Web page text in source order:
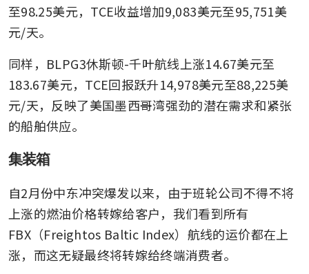
至98.25美元，TCE收益增加9,083美元至95,751美
元/天。
同样，BLPG3休斯顿-千叶航线上涨14.67美元至
183.67美元，TCE回报跃升14,978美元至88,225美
元/天，反映了美国墨西哥湾强劲的潜在需求和紧张
的船舶供应。
集装箱
自2月份中东冲突爆发以来，由于班轮公司不得不将
上涨的燃油价格转嫁给客户，我们看到所有
FBX（Freightos Baltic Index）航线的运价都在上
涨，而这无疑最终将转嫁给终端消费者。